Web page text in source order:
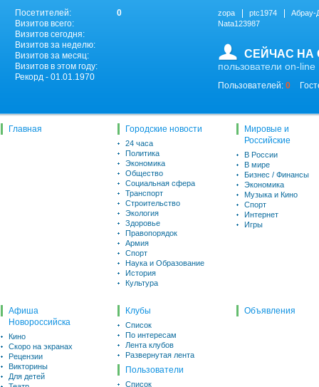
Посетителей:
0
Визитов всего:
Визитов сегодня:
Визитов за неделю:
Визитов за месяц:
Визитов в этом году:
Рекорд - 01.01.1970
zopa ptc1974
Абрау-
Nata123987
СЕЙЧАС НА
пользователи on-line
Пользователей: 0
Главная Городские новости
24 часа
Политика
Экономика
Общество
Социальная сфера
Транспорт
Строительство
Экология
Здоровье
Правопорядок
Армия
Спорт
Наука и Образование
История
Культура
Мировые и
Российские
В России
В мире
Бизнес / Финансы
Экономика
Музыка и Кино
Спорт
Интернет
Игры
Афиша
Новороссийска
Кино
Скоро на экранах
Рецензии
Викторины
Для детей
Клубы
Список
По интересам
Лента клубов
Развернутая лента
Пользователи
Список
Объявления